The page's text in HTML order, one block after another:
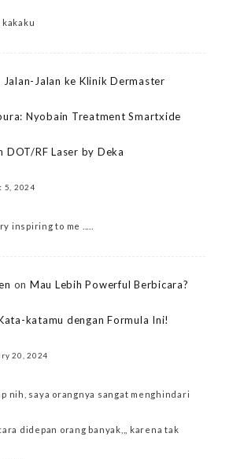
Jalan-Jalan ke Klinik Dermaster
Nyobain Treatment Smartxide
DOT/RF Laser by Deka
5, 2024
inspiring to me .....
on Mau Lebih Powerful Berbicara?
katamu dengan Formula Ini!
20, 2024
nih, saya orangnya sangat menghindari
didepan orang banyak,,, karena tak